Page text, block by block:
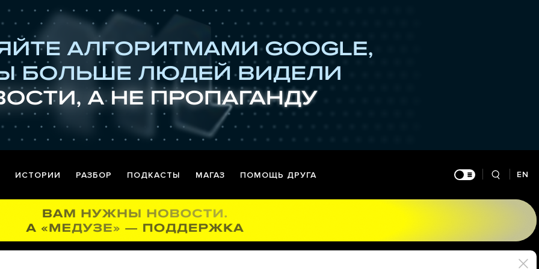
ИСТОРИИ РАЗБОР ПОДКАСТЫ МАГАЗ ПОМОЩЬ ДРУГА EN